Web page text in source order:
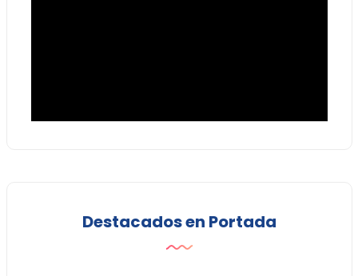
Destacados en Portada